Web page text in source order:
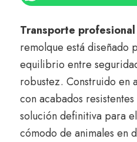
Transporte
remolque está diseñado
equilibrio entre
robustez. Construido en
con acabados
solución definitiva para
cómodo de animales en